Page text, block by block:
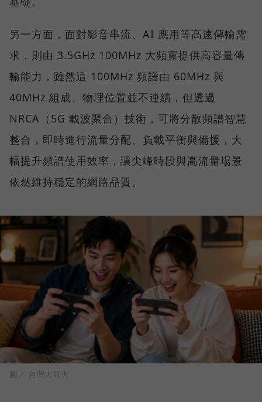
另一方面，面對影音串流、AI 應用等高速傳輸需
求，則由 3.5GHz 100MHz 大頻寬提供高容量傳
輸能力，雖然這 100MHz 頻譜由 60MHz 與
40MHz 組成、物理位置並不連續，但透過
NRCA（5G 載波聚合）技術，可將分散頻譜智慧
整合，即時進行流量分配、負載平衡與備援，大
幅提升頻譜使用效率，讓尖峰時段與高流量場景
依然維持穩定的網路品質。
圖／ 台灣大哥大